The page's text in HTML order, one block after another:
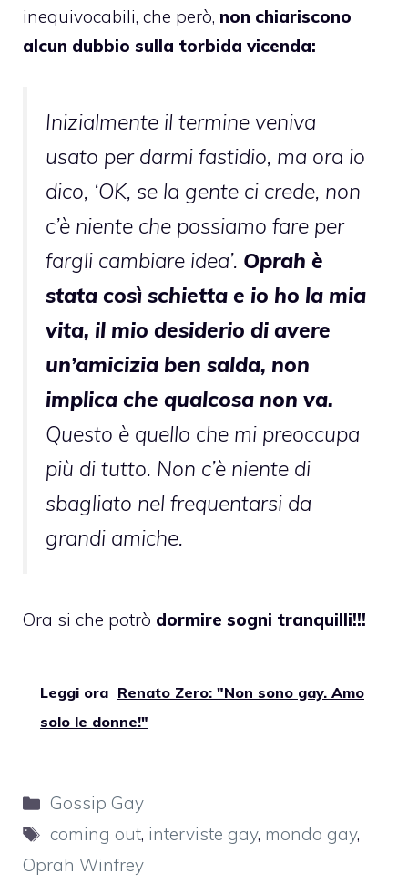
inequivocabili, che però, non chiariscono
alcun dubbio sulla torbida vicenda:
Inizialmente il termine veniva
usato per darmi fastidio, ma ora io
dico, ‘OK, se la gente ci crede, non
c’è niente che possiamo fare per
fargli cambiare idea’. Oprah è
stata così schietta e io ho la mia
vita, il mio desiderio di avere
un’amicizia ben salda, non
implica che qualcosa non va.
Questo è quello che mi preoccupa
più di tutto. Non c’è niente di
sbagliato nel frequentarsi da
grandi amiche.
Ora si che potrò dormire sogni tranquilli!!!
Leggi ora Renato Zero: "Non sono gay. Amo
solo le donne!"
Categorie
Gossip Gay
Tag
coming out, interviste gay, mondo gay,
Oprah Winfrey